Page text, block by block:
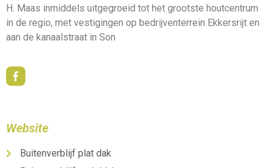
H. Maas inmiddels uitgegroeid tot het grootste houtcentrum
in de regio, met vestigingen op bedrijventerrein Ekkersrijt en
aan de kanaalstraat in Son
Website
Buitenverblijf plat dak